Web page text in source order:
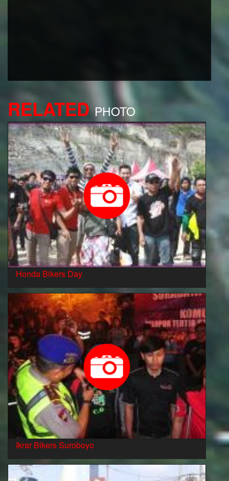
RELATED PHOTO
Honda Bikers Day
Ikrar Bikers Suroboyo